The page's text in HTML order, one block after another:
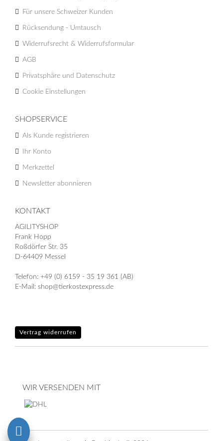
Für unsere Schweizer Kunden
Rücksendung - Umtausch
Widerrufsrecht & Widerrufsformular
AGB
Privatsphäre und Datenschutz
Cookie Einstellungen
SHOPSERVICE
Als Kunde registrieren
Ihr Konto
Merkzettel
Newsletter abonnieren
KONTAKT
AGILITYSHOP
Frank Hopp
Roßdörfer Str. 35
D-64409 Messel
Telefon: +49 (0) 6159 - 35 19 361 (AB)
E-Mail: shop@tierkostexpress.de
Vertrag widerrufen
WIR VERSENDEN MIT